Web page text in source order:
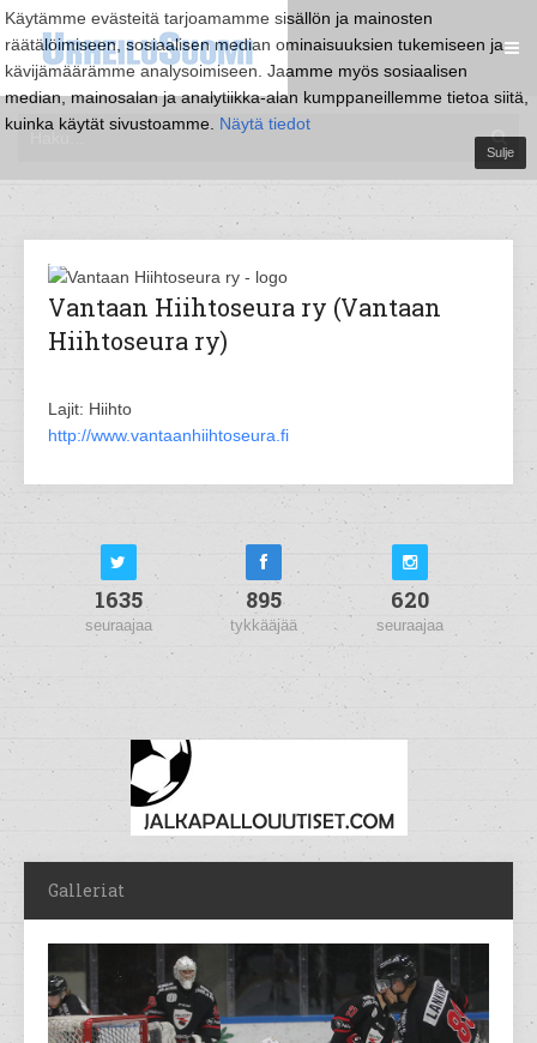
Käytämme evästeitä tarjoamamme sisällön ja mainosten
räätälöimiseen, sosiaalisen median ominaisuuksien tukemiseen ja
kävijämäärämme analysoimiseen. Jaamme myös sosiaalisen
median, mainosalan ja analytiikka-alan kumppaneillemme tietoa siitä,
kuinka käytät sivustoamme. Näytä tiedot
Sulje
Vantaan Hiihtoseura ry (Vantaan
Hiihtoseura ry)
Lajit: Hiihto
http://www.vantaanhiihtoseura.fi
1635
seuraajaa
895
tykkääjää
620
seuraajaa
Galleriat